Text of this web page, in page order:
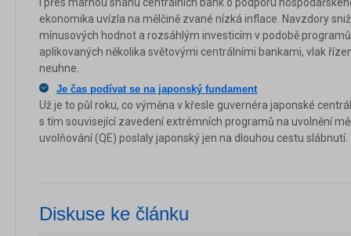
I přes marnou snahu centrálních bank o podporu
ekonomika uvízla na mělčině zvané nízká inflace. Navzdory
mínusových hodnot a rozsáhlým investicím v podobě
aplikovaných několika světovými centrálními bankami, vlak
neuhne.
Je čas podívat se na japonský fundament
Už je to půl roku, co výměna v křesle guvernéra japonské
s tím související zavedení extrémních programů na uvolnění
uvolňování (QE) poslaly japonský jen na dlouhou cestu slábnutí.
Diskuse ke článku